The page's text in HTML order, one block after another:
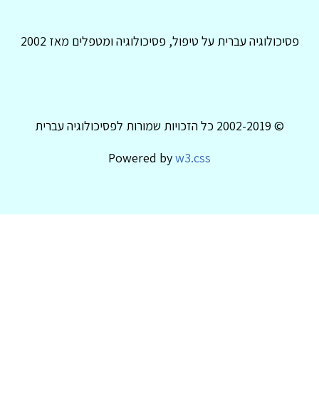
פסיכולוגיה עברית על טיפול, פסיכולוגיה ומטפלים מאז 2002
© 2002-2019 כל הזכויות שמורות לפסיכולוגיה עברית
Powered byw3.css